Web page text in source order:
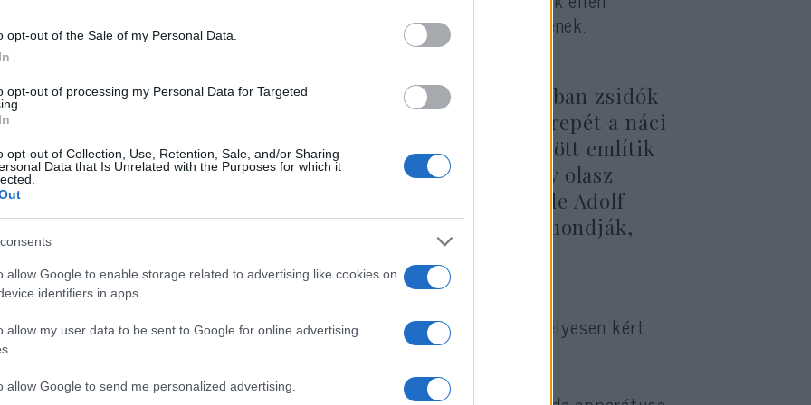
opt-out of the Sale of my Personal Data.
opt-out of processing my Personal Data for Targeted
opt-out of Collection, Use, Retention, Sale, and/or Sharing
Data that Is Unrelated with the Purposes for which it
allow Google to enable storage related to advertising like cookies on
identifiers in apps.
allow my user data to be sent to Google for online advertising
allow Google to send me personalized advertising.
az orosz csapatok pedig nem felszabadító missziót teljesítenek.
Kreml hamisan állítja, hogy a legrosszabb nácik valójában zsidók
voltak, és igyekszik lekicsinyelni az antiszemitizmus szerepét a náci
– áll az amerikai jelentésben. A példák között említik
Lavrov orosz külügyminisztert, aki májusban egy olasz
azt mondta: “Lehet, hogy tévedek, de Adolf
is folyt zsidó vér… A bölcs zsidó emberek azt mondják,
a legbuzgóbb antiszemiták általában zsidók”.
az orosz főrabbi is élesenbírálta, végül Putyin elnök személyesen kért
Izraeltől külügyminisztere kijelentéséért.